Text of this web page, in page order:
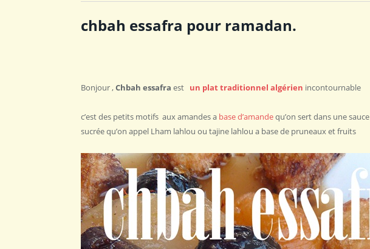
chbah essafra pour ramadan.
Bonjour ,Chbah essafra est un plat traditionnel algérien incontournable
c’est des petits motifs aux amandes a base d’amandequ’on sert dans une sauce
sucrée qu’on appel Lham lahlou ou tajine lahlou a base de pruneaux et fruits